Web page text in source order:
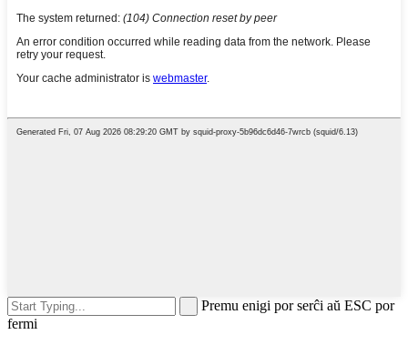
Premu enigi por serĉi aŭ ESC por
fermi